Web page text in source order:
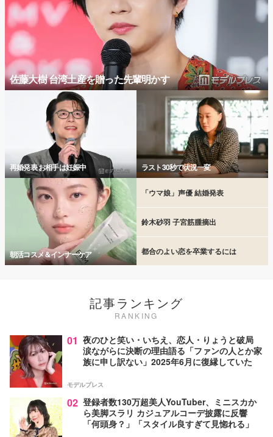
佐藤大樹 台湾土産を贈った先輩明かす
再婚発表 お相手は妊娠中 ラスト30秒で状況一変
朝活コスメ＆インナーケア
「ウマ娘」声優 結婚発表
鈴木砂羽 子宮筋腫摘出
都合のよい恋を卒業するには
記事ランキング
RANKING
01 夜のひと笑い・いちえ、恋人・りょうと破局
涙ながらに決断の理由語る「ファンの人とか家
族に申し訳ない」2025年6月に復縁していた
モデルプレス
02 登録者数130万超美人YouTuber、ミニスカか
ら美脚スラリ カジュアルコーデ披露に反響
「何頭身？」「スタイル良すぎて見惚れる」